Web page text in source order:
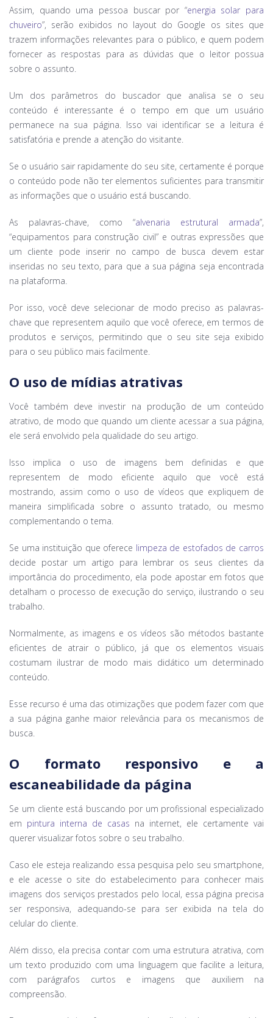
Assim, quando uma pessoa buscar por “energia solar para
chuveiro”, serão exibidos no layout do Google os sites que
trazem informações relevantes para o público, e quem podem
fornecer as respostas para as dúvidas que o leitor possua
sobre o assunto.
Um dos parâmetros do buscador que analisa se o seu
conteúdo é interessante é o tempo em que um usuário
permanece na sua página. Isso vai identificar se a leitura é
satisfatória e prende a atenção do visitante.
Se o usuário sair rapidamente do seu site, certamente é porque
o conteúdo pode não ter elementos suficientes para transmitir
as informações que o usuário está buscando.
As palavras-chave, como “alvenaria estrutural armada”,
“equipamentos para construção civil” e outras expressões que
um cliente pode inserir no campo de busca devem estar
inseridas no seu texto, para que a sua página seja encontrada
na plataforma.
Por isso, você deve selecionar de modo preciso as palavras-
chave que representem aquilo que você oferece, em termos de
produtos e serviços, permitindo que o seu site seja exibido
para o seu público mais facilmente.
O uso de mídias atrativas
Você também deve investir na produção de um conteúdo
atrativo, de modo que quando um cliente acessar a sua página,
ele será envolvido pela qualidade do seu artigo.
Isso implica o uso de imagens bem definidas e que
representem de modo eficiente aquilo que você está
mostrando, assim como o uso de vídeos que expliquem de
maneira simplificada sobre o assunto tratado, ou mesmo
complementando o tema.
Se uma instituição que oferece limpeza de estofados de carros
decide postar um artigo para lembrar os seus clientes da
importância do procedimento, ela pode apostar em fotos que
detalham o processo de execução do serviço, ilustrando o seu
trabalho.
Normalmente, as imagens e os vídeos são métodos bastante
eficientes de atrair o público, já que os elementos visuais
costumam ilustrar de modo mais didático um determinado
conteúdo.
Esse recurso é uma das otimizações que podem fazer com que
a sua página ganhe maior relevância para os mecanismos de
busca.
O formato responsivo e a
escaneabilidade da página
Se um cliente está buscando por um profissional especializado
em pintura interna de casas na internet, ele certamente vai
querer visualizar fotos sobre o seu trabalho.
Caso ele esteja realizando essa pesquisa pelo seu smartphone,
e ele acesse o site do estabelecimento para conhecer mais
imagens dos serviços prestados pelo local, essa página precisa
ser responsiva, adequando-se para ser exibida na tela do
celular do cliente.
Além disso, ela precisa contar com uma estrutura atrativa, com
um texto produzido com uma linguagem que facilite a leitura,
com parágrafos curtos e imagens que auxiliem na
compreensão.